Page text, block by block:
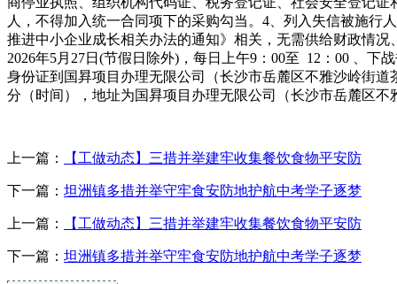
人，不得加入统一合同项下的采购勾当。4、列入失信被施行
推进中小企业成长相关办法的通知》相关，无需供给财政情
2026年5月27日(节假日除外)，每日上午9：00至 12：00 、
身份证到国昪项目办理无限公司（长沙市岳麓区不雅沙岭街
分（时间），地址为国昪项目办理无限公司（长沙市岳麓区
上一篇： 【工做动态】三措并举建牢收集餐饮食物平安防
下一篇： 坦洲镇多措并举守牢食安防地护航中考学子逐梦
上一篇： 【工做动态】三措并举建牢收集餐饮食物平安防
下一篇： 坦洲镇多措并举守牢食安防地护航中考学子逐梦